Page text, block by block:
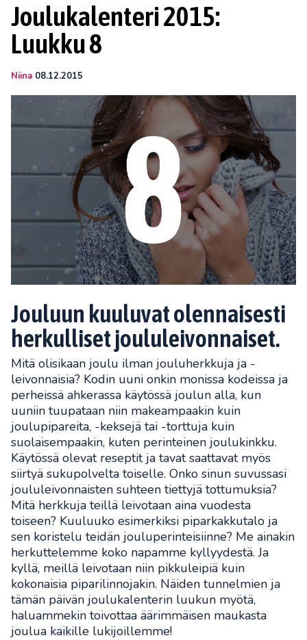
Joulukalenteri 2015:
Luukku 8
Niina 08.12.2015
Jouluun kuuluvat olennaisesti
herkulliset joululeivonnaiset.
Mitä olisikaan joulu ilman jouluherkkuja ja -
leivonnaisia? Kodin uuni onkin monissa kodeissa ja
perheissä ahkerassa käytössä joulun alla, kun
uuniin tuupataan niin makeampaakin kuin
joulupipareita, -keksejä tai -torttuja kuin
suolaisempaakin, kuten perinteinen joulukinkku.
Käytössä olevat reseptit ja tavat saattavat myös
siirtyä sukupolvelta toiselle. Onko sinun suvussasi
joululeivonnaisten suhteen tiettyjä tottumuksia?
Mitä herkkuja teillä leivotaan aina vuodesta
toiseen? Kuuluuko esimerkiksi piparkakkutalo ja
sen koristelu teidän jouluperinteisiinne? Me ainakin
herkuttelemme koko napamme kyllyydestä. Ja
kyllä, meillä leivotaan niin pikkuleipiä kuin
kokonaisia piparilinnojakin. Näiden tunnelmien ja
tämän päivän joulukalenterin luukun myötä,
haluammekin toivottaa äärimmäisen maukasta
joulua kaikille lukijoillemme!